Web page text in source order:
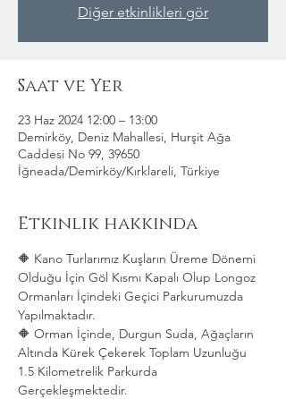
Diğer etkinlikleri gör
Saat ve Yer
23 Haz 2024 12:00 – 13:00
Demirköy, Deniz Mahallesi, Hurşit Ağa
Caddesi No 99, 39650
İğneada/Demirköy/Kırklareli, Türkiye
Etkinlik hakkında
🔶 Kano Turlarımız Kuşların Üreme Dönemi
Olduğu İçin Göl Kısmı Kapalı Olup Longoz
Ormanları İçindeki Geçici Parkurumuzda
Yapılmaktadır.
🔶 Orman İçinde, Durgun Suda, Ağaçların
Altında Kürek Çekerek Toplam Uzunluğu
1.5 Kilometrelik Parkurda
Gerçekleşmektedir.